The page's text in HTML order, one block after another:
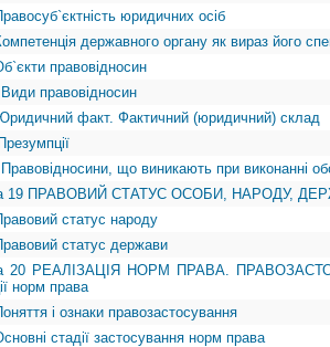
юридичних осіб
державного органу як вираз його
правовідносин
правовідносин
факт. Фактичний (юридичний) склад
що виникають при виконанні
19 ПРАВОВИЙ СТАТУС ОСОБИ, НАРОДУ,
статус народу
статус держави
20 РЕАЛІЗАЦІЯ НОРМ ПРАВА.
норм права
і ознаки правозастосування
стадії застосування норм права